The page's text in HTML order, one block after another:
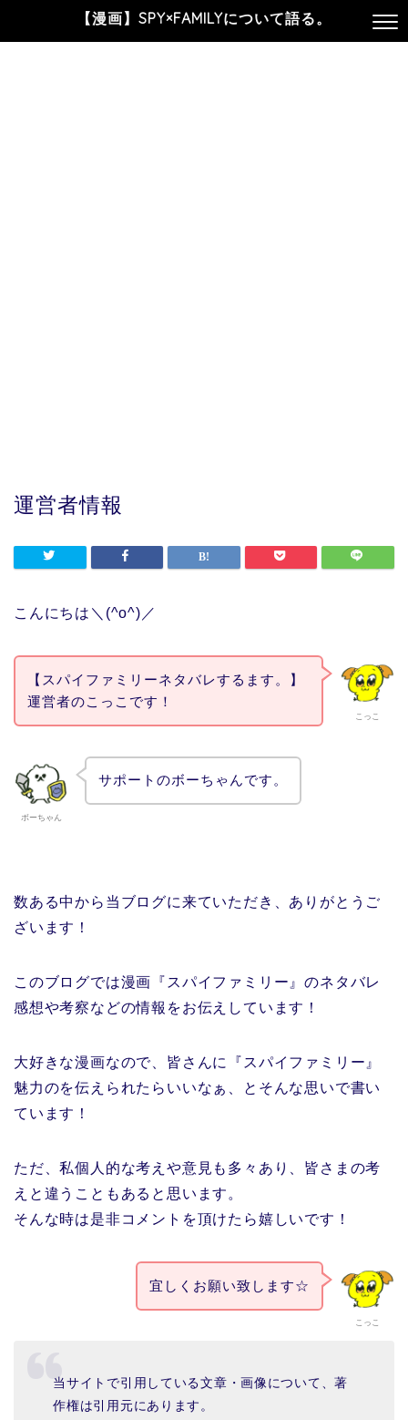
【漫画】SPY×FAMILYについて語る。
運営者情報
こんにちは＼(^o^)／
こっこ
【スパイファミリーネタバレするます。】
運営者のこっこです！
ボーちゃん
サポートのボーちゃんです。
数ある中から当ブログに来ていただき、ありがとうご
ざいます！
このブログでは漫画『スパイファミリー』のネタバレ
感想や考察などの情報をお伝えしています！
大好きな漫画なので、皆さんに『スパイファミリー』
魅力のを伝えられたらいいなぁ、とそんな思いで書い
ています！
ただ、私個人的な考えや意見も多々あり、皆さまの考
えと違うこともあると思います。
そんな時は是非コメントを頂けたら嬉しいです！
こっこ
宜しくお願い致します☆
当サイトで引用している文章・画像について、著
作権は引用元にあります。